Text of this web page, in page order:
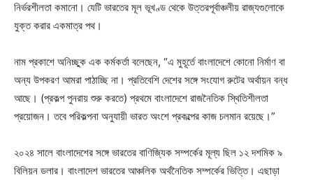
নির্ভরশীলতা কমানো। যেটি ভারতের মূল ভূখণ্ড থেকে উত্তরপূর্বাঞ্চলীয় রাজ্যগুলোকে
যুক্ত করার একমাত্র পথ।
নাম প্রকাশে অনিচ্ছুক এক কর্মকর্তা বলেছেন, “এ মুহূর্তে বাংলাদেশে কোনো নির্মাণ বা
অন্য উপকরণ আমরা পাঠাচ্ছি না। প্রতিবেশি দেশের সঙ্গে সংযোগ রুটের অর্থায়ন বন্ধ
আছে। (প্রকল্প পুনরায় শুরু করতে) প্রথমে বাংলাদেশে রাজনৈতিক স্থিতিশীলতা
প্রয়োজন। তবে পরিকল্পনা অনুযায়ী ভারত অংশে প্রকল্পের কাজ চলমান রয়েছে।”
২০২৪ সালে বাংলাদেশের সঙ্গে ভারতের বাণিজ্যিক সম্পর্কের মূল্য ছিল ১২ দশমিক ৯
বিলিয়ন ডলার। বাংলাদেশ ভারতের আঞ্চলিক অর্থনৈতিক সম্পর্কের ভিত্তি। এছাড়া